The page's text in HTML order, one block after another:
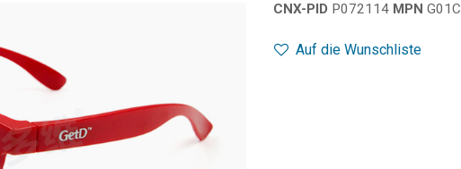
CNX-PID P072114 MPN
Auf die Wunschliste